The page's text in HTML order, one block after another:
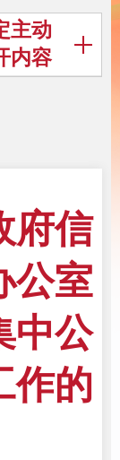
主动
内容
府信
公室
中公
作的